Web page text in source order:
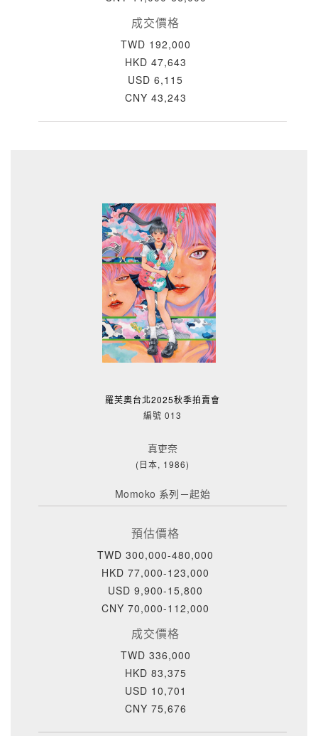
成交價格
TWD 192,000
HKD 47,643
USD 6,115
CNY 43,243
羅芙奧台北2025秋季拍賣會
編號 013
真吏奈
(日本, 1986)
Momoko 系列－起始
預估價格
TWD 300,000-480,000
HKD 77,000-123,000
USD 9,900-15,800
CNY 70,000-112,000
成交價格
TWD 336,000
HKD 83,375
USD 10,701
CNY 75,676